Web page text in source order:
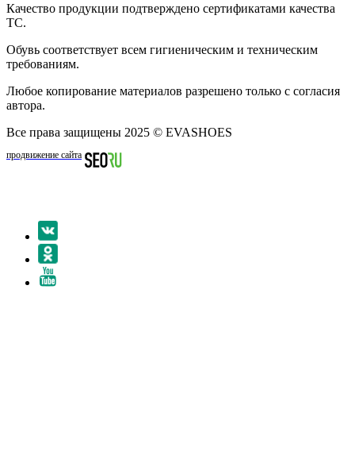
Качество продукции подтверждено сертификатами качества
ТС.
Обувь соответствует всем гигиеническим и техническим
требованиям.
Любое копирование материалов разрешено только с согласия
автора.
Все права защищены 2025 © EVASHOES
продвижение сайта